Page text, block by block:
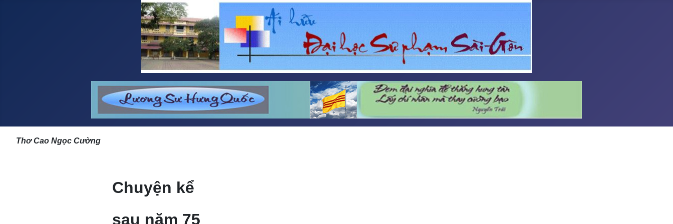
Thơ Cao Ngọc Cường
Chuyện kể
sau năm 75